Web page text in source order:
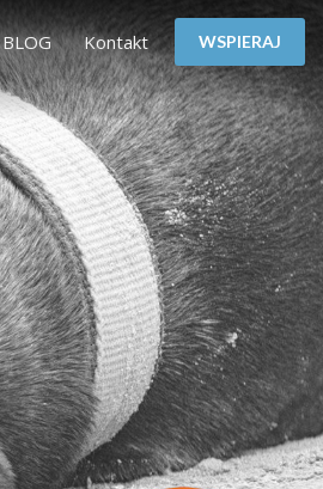
BLOG Kontakt WSPIERAJ